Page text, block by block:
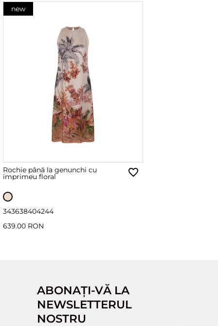
new
Rochie până la genunchi cu
imprimeu floral
343638404244
639.00 RON
ABONAȚI-VĂ LA
NEWSLETTERUL
NOSTRU